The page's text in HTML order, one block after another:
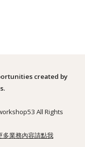
created by
All Rights
多業務內容請點我